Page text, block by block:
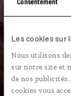
Les cookies sur
Nous utilisons
sur notre site et
de nos
cookies vous
Agra
Bundi